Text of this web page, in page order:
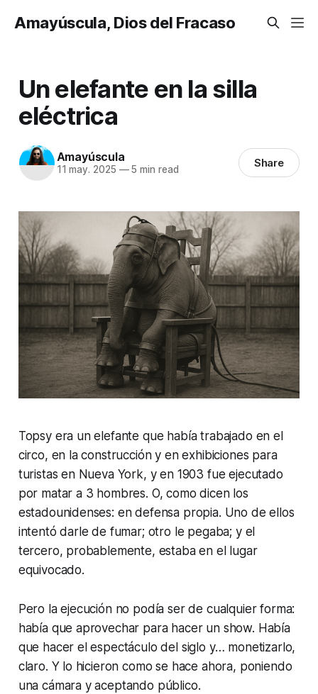
Amayúscula, Dios del Fracaso
Un elefante en la silla
eléctrica
Amayúscula
11 may. 2025 —5 min read Share
Topsy era un elefante que había trabajado en el
circo, en la construcción y en exhibiciones para
turistas en Nueva York, y en 1903 fue ejecutado
por matar a 3 hombres. O, como dicen los
estadounidenses: en defensa propia. Uno de ellos
intentó darle de fumar; otro le pegaba; y el
tercero, probablemente, estaba en el lugar
equivocado.
Pero la ejecución no podía ser de cualquier forma:
había que aprovechar para hacer un show. Había
que hacer el espectáculo del siglo y… monetizarlo,
claro. Y lo hicieron como se hace ahora, poniendo
una cámara y aceptando público.